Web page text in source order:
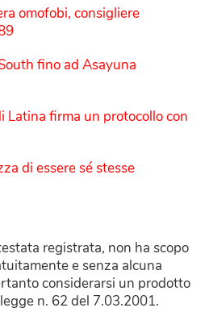
omofobi, consigliere
fino ad Asayuna
Latina firma un protocollo con
di essere sé stesse
registrata, non ha scopo
e senza alcuna
considerarsi un prodotto
n. 62 del 7.03.2001.